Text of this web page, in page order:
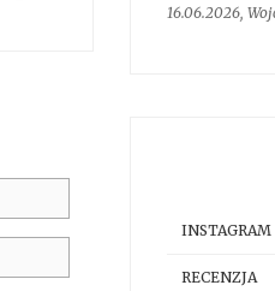
16.06.2026,
INSTAGRAM
RECENZJA